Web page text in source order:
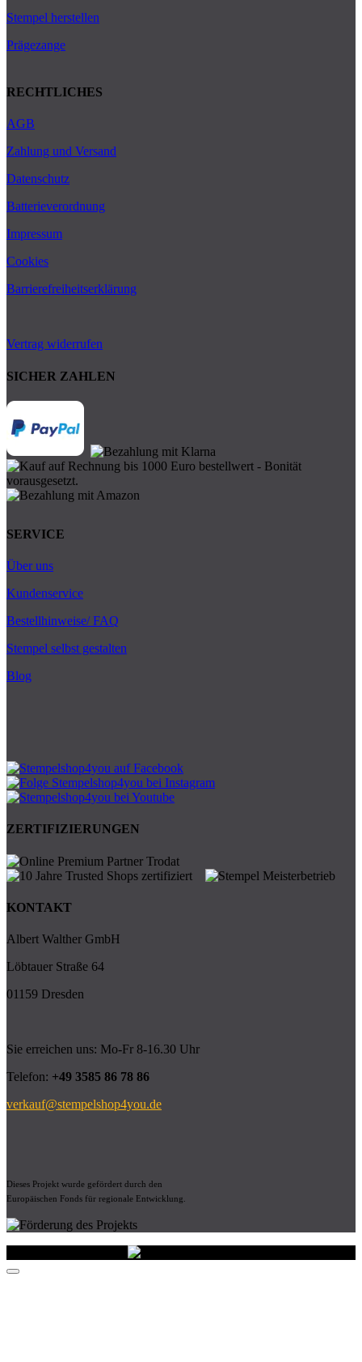
Stempel herstellen
Prägezange
RECHTLICHES
AGB
Zahlung und Versand
Datenschutz
Batterieverordnung
Impressum
Cookies
Barrierefreiheitserklärung
Vertrag widerrufen
SICHER ZAHLEN
SERVICE
Über uns
Kundenservice
Bestellhinweise/ FAQ
Stempel selbst gestalten
Blog
ZERTIFIZIERUNGEN
KONTAKT
Albert Walther GmbH
Löbtauer Straße 64
01159 Dresden
Sie erreichen uns: Mo-Fr 8-16.30 Uhr
Telefon: +49 3585 86 78 86
verkauf@stempelshop4you.de
Dieses Projekt wurde gefördert durch den
Europäischen Fonds für regionale Entwicklung.